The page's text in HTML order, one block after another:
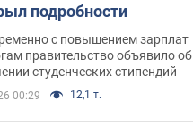
подробности
с повышением зарплат
правительство объявило об
студенческих стипендий
00:29 12,1 т.